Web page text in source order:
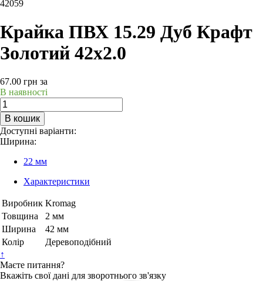
42059
Крайка ПВХ 15.29 Дуб Крафт
Золотий 42х2.0
67.00 грн за
В наявності
В кошик
Доступні варіанти:
Ширина:
22 мм
Характеристики
Виробник Kromag
Товщина
2 мм
Ширина
42 мм
Колір
Деревоподібний
↑
Маєте питання?
Вкажіть свої дані для зворотнього зв'язку